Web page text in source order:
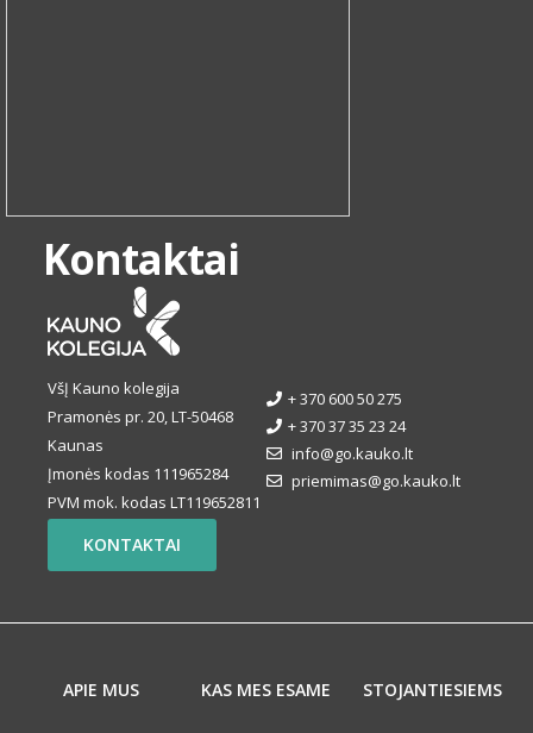
Kontaktai
VšĮ Kauno kolegija
Pramonės pr. 20, LT-50468
Kaunas
Įmonės kodas 111965284
PVM mok. kodas LT119652811
+ 370 600 50 275
+ 370 37 35 23 24
info@go.kauko.lt
priemimas@go.kauko.lt
KONTAKTAI
APIE MUS KAS MES ESAME STOJANTIESIEMS